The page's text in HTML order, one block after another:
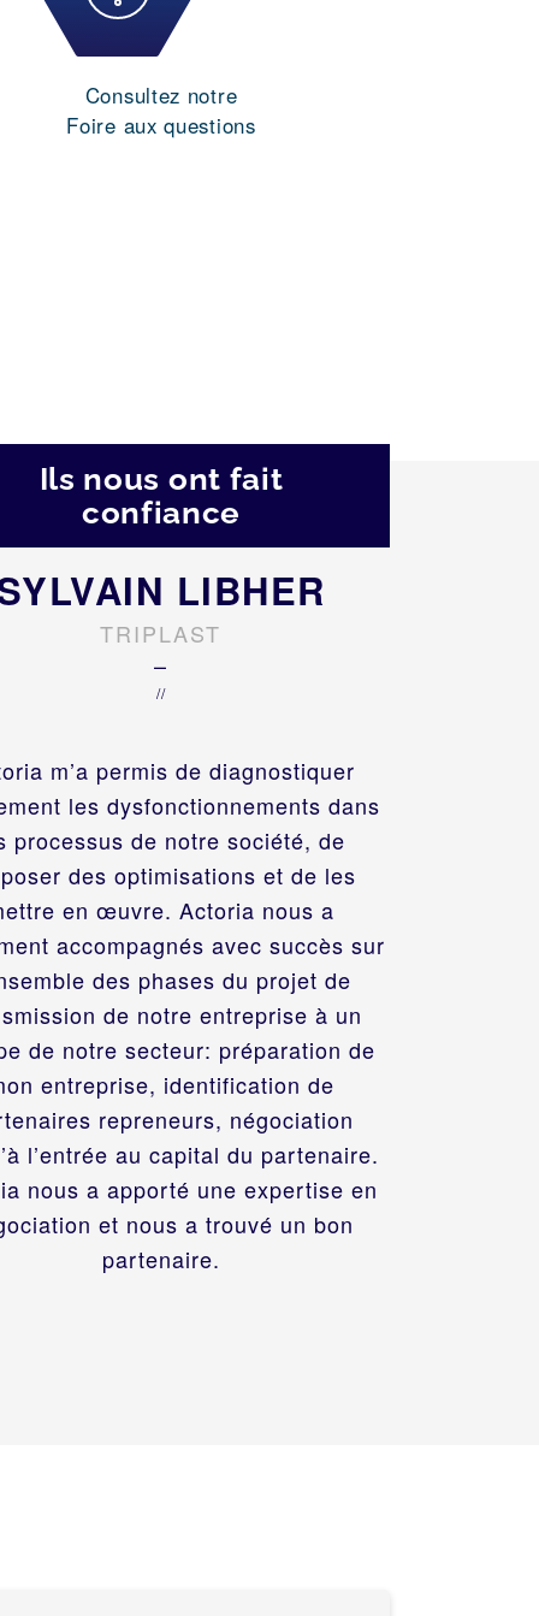
Consultez notre
Foire aux questions
Ils nous ont fait
confiance
m’a permis de diagnostiquer
les dysfonctionnements dans
processus de notre société, de
des optimisations et de les
en œuvre. Actoria nous a
accompagnés avec succès sur
des phases du projet de
de notre entreprise à un
de notre secteur: préparation de
entreprise, identification de
repreneurs, négociation
l’entrée au capital du partenaire.
nous a apporté une expertise en
et nous a trouvé un bon
partenaire.
LIBHER
TRIPLAST
–
//